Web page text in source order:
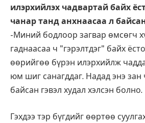
илэрхийлэх чадвартай байх
чанар танд анхнаасаа л
-Миний бодлоор загвар өмсөгч
гаднаасаа ч "гэрэлтдэг" байх
өөрийгөө бүрэн илэрхийлж
юм шиг санагддаг. Надад энэ зан
байсан гэвэл худал хэлсэн болно.
Гэхдээ тэр бүгдийг өөртөө